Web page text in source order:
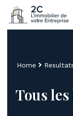
Home
Tous